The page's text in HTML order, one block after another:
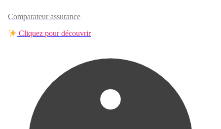
Comparateur assurance
Cliquez pour découvrir